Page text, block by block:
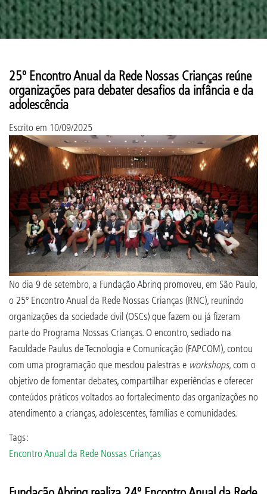
25º Encontro Anual da Rede Nossas Crianças reúne
organizações para debater desafios da infância e da
adolescência
Escrito em 10/09/2025
No dia 9 de setembro, a Fundação Abrinq promoveu, em São Paulo,
o 25º Encontro Anual da Rede Nossas Crianças (RNC), reunindo
organizações da sociedade civil (OSCs) que fazem ou já fizeram
parte do Programa Nossas Crianças. O encontro, sediado na
Faculdade Paulus de Tecnologia e Comunicação (FAPCOM), contou
com uma programação que mesclou palestras e workshops, com o
objetivo de fomentar debates, compartilhar experiências e oferecer
conteúdos práticos voltados ao fortalecimento das organizações no
atendimento a crianças, adolescentes, famílias e comunidades.
Tags:
Encontro Anual da Rede Nossas Crianças